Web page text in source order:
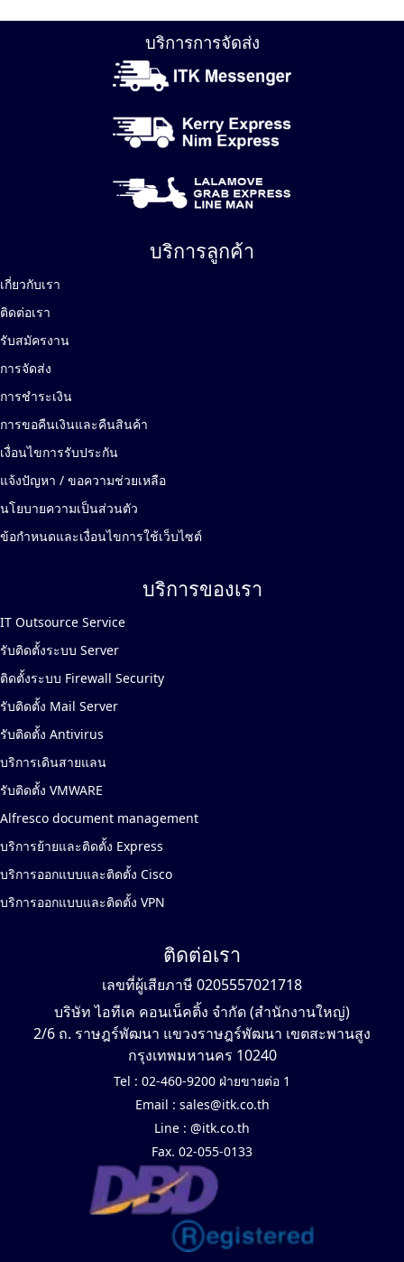
บริการการจัดส่ง
บริการลูกค้า
เกี่ยวกับเรา
ติดต่อเรา
รับสมัครงาน
การจัดส่ง
การชำระเงิน
การขอคืนเงินและคืนสินค้า
เงื่อนไขการรับประกัน
แจ้งปัญหา / ขอความช่วยเหลือ
นโยบายความเป็นส่วนตัว
ข้อกำหนดและเงื่อนไขการใช้เว็บไซต์
บริการของเรา
IT Outsource Service
รับติดตั้งระบบ Server
ติดตั้งระบบ Firewall Security
รับติดตั้ง Mail Server
รับติดตั้ง Antivirus
บริการเดินสายแลน
รับติดตั้ง VMWARE
Alfresco document management
บริการย้ายและติดตั้ง Express
บริการออกแบบและติดตั้ง Cisco
บริการออกแบบและติดตั้ง VPN
ติดต่อเรา
เลขที่ผู้เสียภาษี 0205557021718
บริษัท ไอทีเค คอนเน็คติ้ง จำกัด (สำนักงานใหญ่)
2/6 ถ. ราษฎร์พัฒนา แขวงราษฎร์พัฒนา เขตสะพานสูง
กรุงเทพมหานคร 10240
Tel : 02-460-9200 ฝ่ายขายต่อ 1
Email : sales@itk.co.th
Line : @itk.co.th
Fax. 02-055-0133